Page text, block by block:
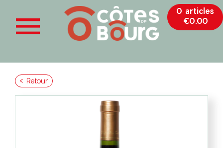

0 articles
€0.00
< Retour